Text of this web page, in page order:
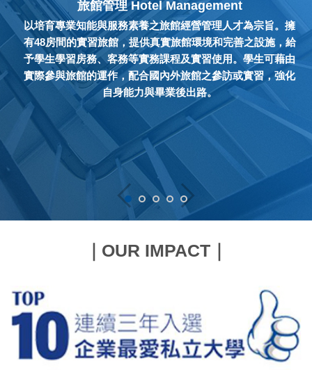
旅館管理 Hotel Management
以培育專業知能與服務素養之旅館經營管理人才為宗旨。擁
有48房間的實習旅館，提供真實旅館環境和完善之設施，給
予學生學習房務、客務等實務課程及實習使用。學生可藉由
實際參與旅館的運作，配合國內外旅館之參訪或實習，強化
自身能力與畢業後出路。
｜OUR IMPACT｜